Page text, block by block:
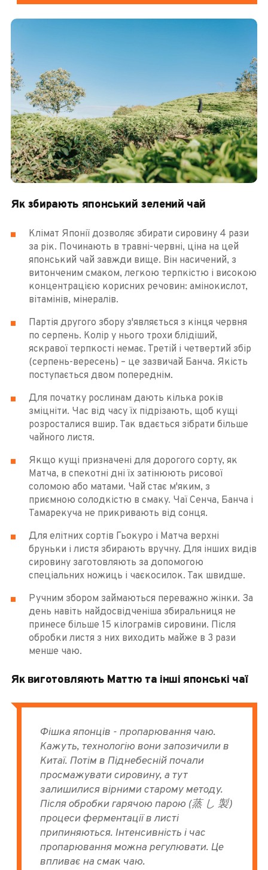
Як збирають японський зелений чай
Клімат Японії дозволяє збирати сировину 4 рази
за рік. Починають в травні-червні, ціна на цей
японський чай завжди вище. Він насичений, з
витонченим смаком, легкою терпкістю і високою
концентрацією корисних речовин: амінокислот,
вітамінів, мінералів.
Партія другого збору з'являється з кінця червня
по серпень. Колір у нього трохи блідіший,
яскравої терпкості немає. Третій і четвертий збір
(серпень-вересень) – це зазвичай Банча. Якість
поступається двом попереднім.
Для початку рослинам дають кілька років
зміцніти. Час від часу їх підрізають, щоб кущі
розросталися вшир. Так вдається зібрати більше
чайного листя.
Якщо кущі призначені для дорогого сорту, як
Матча, в спекотні дні їх затінюють рисової
соломою або матами. Чай стає м'яким, з
приємною солодкістю в смаку. Чаї Сенча, Банча і
Тамарекуча не прикривають від сонця.
Для елітних сортів Гьокуро і Матча верхні
бруньки і листя збирають вручну. Для інших видів
сировину заготовляють за допомогою
спеціальних ножиць і чаєкосилок. Так швидше.
Ручним збором займаються переважно жінки. За
день навіть найдосвідченіша збиральниця не
принесе більше 15 кілограмів сировини. Після
обробки листя з них виходить майже в 3 рази
менше чаю.
Як виготовляють Маттю та інші японські чаї
Фішка японців - пропарювання чаю.
Кажуть, технологію вони запозичили в
Китаї. Потім в Піднебесній почали
просмажувати сировину, а тут
залишилися вірними старому методу.
Після обробки гарячою парою (蒸 し 製)
процеси ферментації в листі
припиняються. Інтенсивність і час
пропарювання можна регулювати. Це
впливає на смак чаю.